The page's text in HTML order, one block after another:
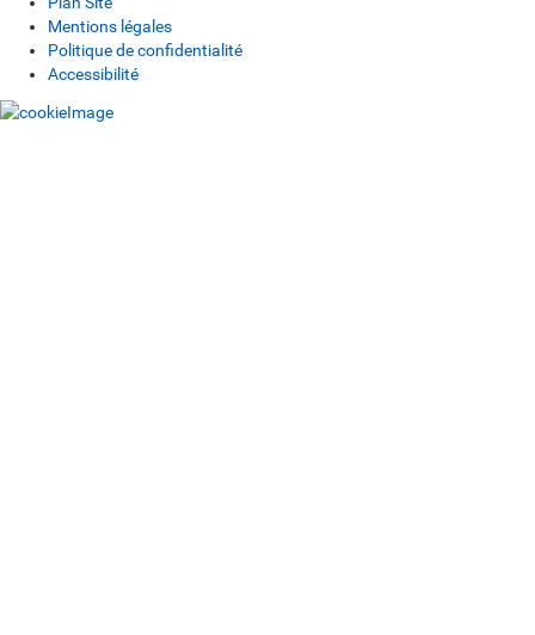
Mentions légales
Politique de confidentialité
Accessibilité